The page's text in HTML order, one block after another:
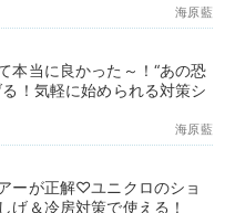
海原藍
本当に良かった～！“あの恐
！気軽に始められる対策シ
海原藍
ーが正解♡ユニクロのショ
げ＆冷房対策で使える！